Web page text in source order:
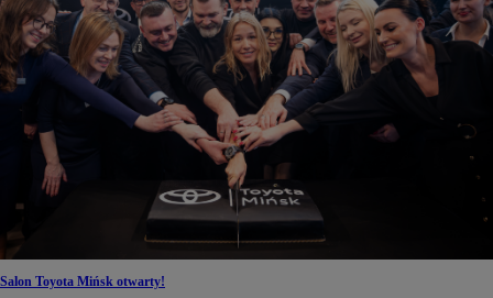
Salon Toyota Mińsk otwarty!